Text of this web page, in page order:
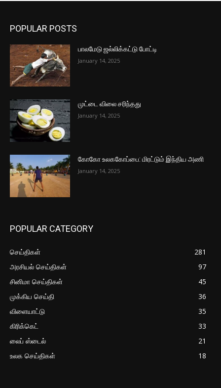
POPULAR POSTS
பாலமேடு ஜல்லிக்கட்டு போட்டி
January 14, 2025
முட்டை விலை சரிந்தது
January 14, 2025
கோகோ உலககோப்பை: மிரட்டும் இந்திய அணி
January 14, 2025
POPULAR CATEGORY
செய்திகள்
281
அரசியல் செய்திகள்
97
சினிமா செய்திகள்
45
முக்கிய செய்தி
36
விளையாட்டு
35
கிரிக்கெட்
33
லைப் ஸ்டைல்
21
உலக செய்திகள்
18